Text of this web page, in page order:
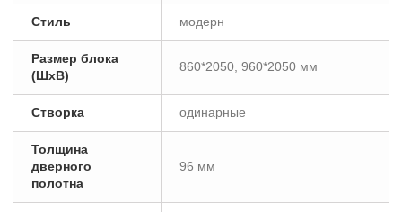
Стиль модерн
Размер блока
(ШxВ)
860*2050, 960*2050 мм
Створка одинарные
Толщина
дверного
полотна
96 мм